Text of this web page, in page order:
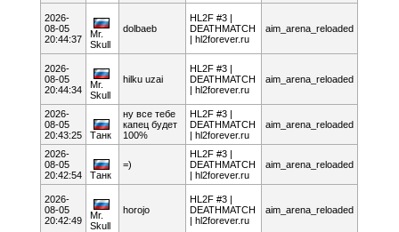
2026-
08-05
20:44:37
Mr.
Skull
dolbaeb
HL2F #3 |
DEATHMATCH
| hl2forever.ru
aim_arena_reloaded
2026-
08-05
20:44:34
Mr.
Skull
hilku uzai
HL2F #3 |
DEATHMATCH
| hl2forever.ru
aim_arena_reloaded
2026-
08-05
20:43:25
Танк
ну все тебе
капец будет
100%
HL2F #3 |
DEATHMATCH
| hl2forever.ru
aim_arena_reloaded
2026-
08-05
20:42:54
Танк
=)
HL2F #3 |
DEATHMATCH
| hl2forever.ru
aim_arena_reloaded
2026-
08-05
20:42:49
Mr.
Skull
horojo
HL2F #3 |
DEATHMATCH
| hl2forever.ru
aim_arena_reloaded